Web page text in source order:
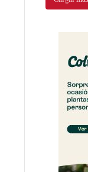
Cargar más...